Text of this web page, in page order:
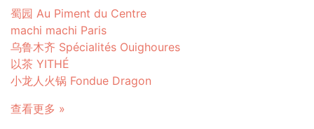
蜀园 Au Piment du Centre
machi machi Paris
乌鲁木齐 Spécialités Ouighoures
以茶 YITHÉ
小龙人火锅 Fondue Dragon
查看更多 »